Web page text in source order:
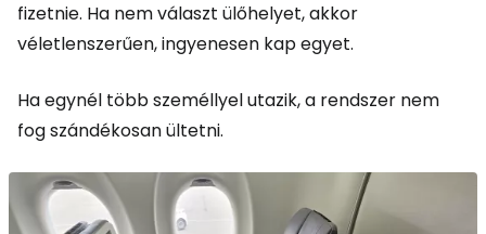
fizetnie. Ha nem választ ülőhelyet, akkor
véletlenszerűen, ingyenesen kap egyet.
Ha egynél több személlyel utazik, a rendszer nem
fog szándékosan ültetni.